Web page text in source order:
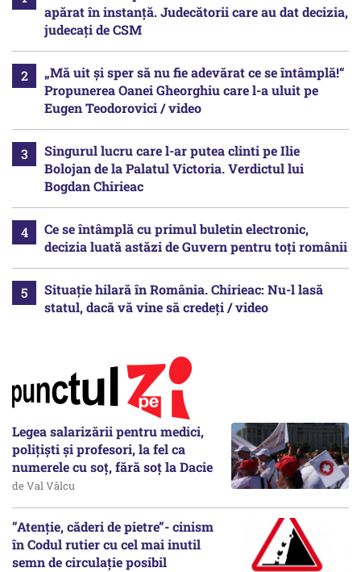
apărat în instanță. Judecătorii care au dat decizia,
judecați de CSM
„Mă uit și sper să nu fie adevărat ce se întâmplă!“
Propunerea Oanei Gheorghiu care l-a uluit pe
Eugen Teodorovici / video
Singurul lucru care l-ar putea clinti pe Ilie
Bolojan de la Palatul Victoria. Verdictul lui
Bogdan Chirieac
Ce se întâmplă cu primul buletin electronic,
decizia luată astăzi de Guvern pentru toți românii
Situație hilară în România. Chirieac: Nu-l lasă
statul, dacă vă vine să credeți / video
Legea salarizării pentru medici,
polițiști și profesori, la fel ca
numerele cu soț, fără soț la Dacie
de Val Vâlcu
”Atenție, căderi de pietre”- cinism
în Codul rutier cu cel mai inutil
semn de circulație posibil